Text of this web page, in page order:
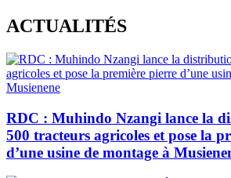
Skip
to
content
ACTUALITÉS
RDC : Muhindo Nzangi lance la
500 tracteurs agricoles et pose la
d’une usine de montage à